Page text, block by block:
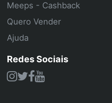
Meeps - Cashback
Quero Vender
Ajuda
Redes Sociais